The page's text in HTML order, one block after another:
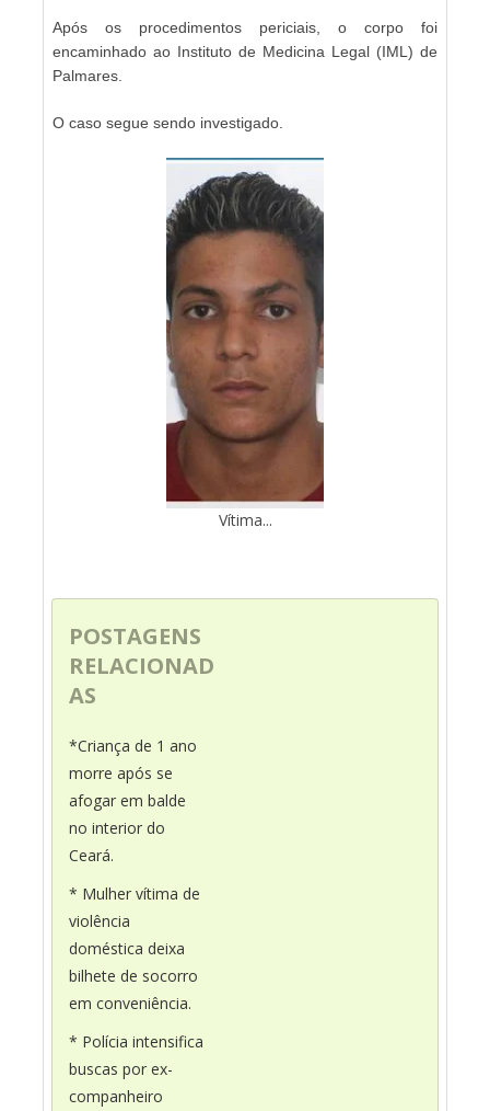
Após os procedimentos periciais, o corpo foi
encaminhado ao Instituto de Medicina Legal (IML) de
Palmares.
O caso segue sendo investigado.
Vítima...
POSTAGENS
RELACIONAD
AS
*Criança de 1 ano
morre após se
afogar em balde
no interior do
Ceará.
* Mulher vítima de
violência
doméstica deixa
bilhete de socorro
em conveniência.
* Polícia intensifica
buscas por ex-
companheiro